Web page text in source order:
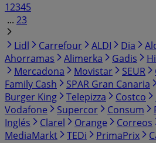
12345
... 23
Lidl
Carrefour ALDI Dia
Ahorramas
Alimerka Gadis
Mercadona
Movistar SEUR
Family Cash
SPAR Gran Canaria
Burger King
Telepizza Costco
Vodafone
Supercor Consum
Inglés
Clarel Orange Correos
MediaMarkt
TEDi PrimaPrix